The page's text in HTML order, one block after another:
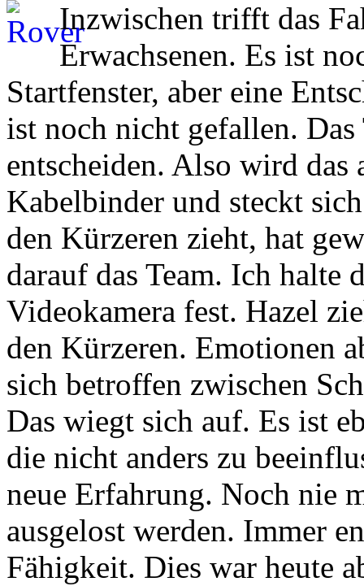
Inzwischen trifft das
Erwachsenen. Es ist
Startfenster, aber eine
ist noch nicht gefallen.
entscheiden. Also wird das
Kabelbinder und steckt
den Kürzeren zieht, hat
darauf das Team. Ich halte
Videokamera fest. Hazel
den Kürzeren. Emotionen
sich betroffen zwischen
Das wiegt sich auf. Es ist
die nicht anders zu
neue Erfahrung. Noch nie
ausgelost werden. Immer
Fähigkeit. Dies war heute